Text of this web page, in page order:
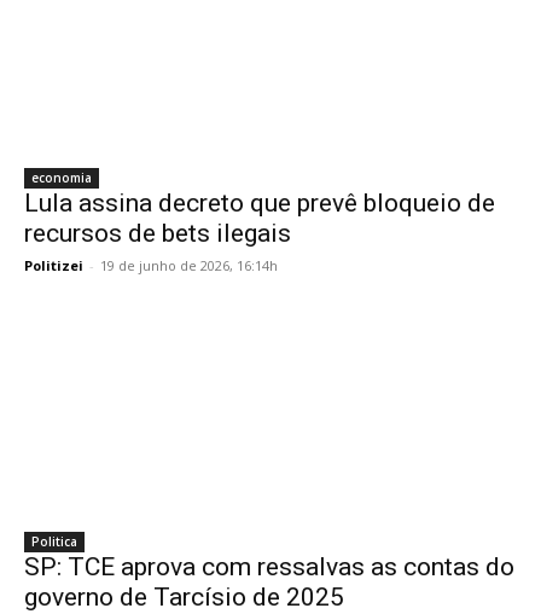
economia
Lula assina decreto que prevê bloqueio de
recursos de bets ilegais
Politizei - 19 de junho de 2026, 16:14h
Politica
SP: TCE aprova com ressalvas as contas do
governo de Tarcísio de 2025